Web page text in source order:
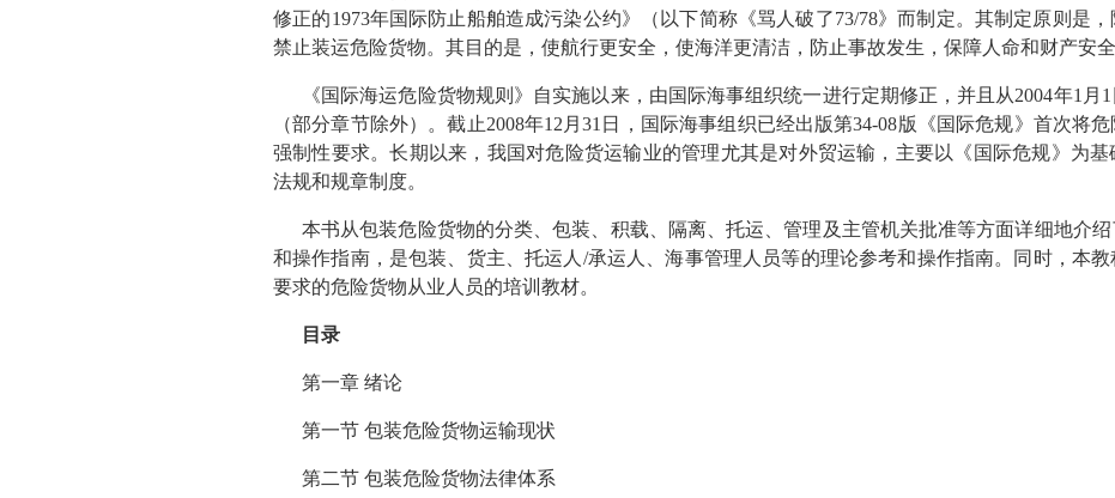
修正的1973年国际防止船舶造成污染公约》（以下简称《骂人破了73/78》而制定。其制定原则是
禁止装运危险货物。其目的是，使航行更安全，使海洋更清洁，防止事故发生，保障人命和财产安全
《国际海运危险货物规则》自实施以来，由国际海事组织统一进行定期修正，并且从2004年1月
（部分章节除外）。截止2008年12月31日，国际海事组织已经出版第34-08版《国际危规》首次将
强制性要求。长期以来，我国对危险货运输业的管理尤其是对外贸运输，主要以《国际危规》为基
法规和规章制度。
本书从包装危险货物的分类、包装、积载、隔离、托运、管理及主管机关批准等方面详细地介
和操作指南，是包装、货主、托运人/承运人、海事管理人员等的理论参考和操作指南。同时，本
要求的危险货物从业人员的培训教材。
目录
第一章 绪论
第一节 包装危险货物运输现状
第二节 包装危险货物法律体系